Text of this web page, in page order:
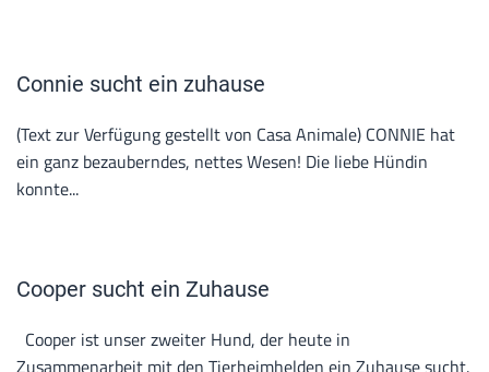
Connie sucht ein zuhause
(Text zur Verfügung gestellt von Casa Animale) CONNIE hat
ein ganz bezauberndes, nettes Wesen! Die liebe Hündin
konnte...
Cooper sucht ein Zuhause
Cooper ist unser zweiter Hund, der heute in
Zusammenarbeit mit den Tierheimhelden ein Zuhause sucht.